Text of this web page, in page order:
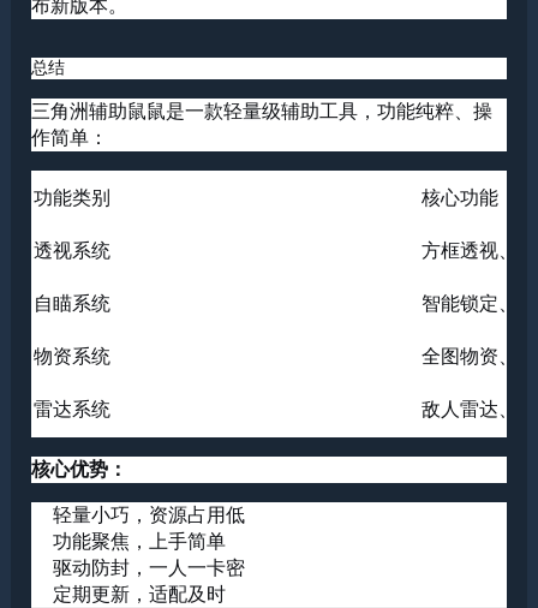
布新版本。
总结
三角洲辅助鼠鼠是一款轻量级辅助工具，功能纯粹、操
作简单：
功能类别 核心功能
透视系统 方框透视、
自瞄系统 智能锁定、
物资系统 全图物资、
雷达系统 敌人雷达、
核心优势：
轻量小巧，资源占用低
功能聚焦，上手简单
驱动防封，一人一卡密
定期更新，适配及时